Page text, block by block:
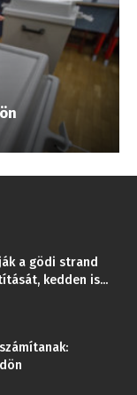
a gödi strand
kedden is...